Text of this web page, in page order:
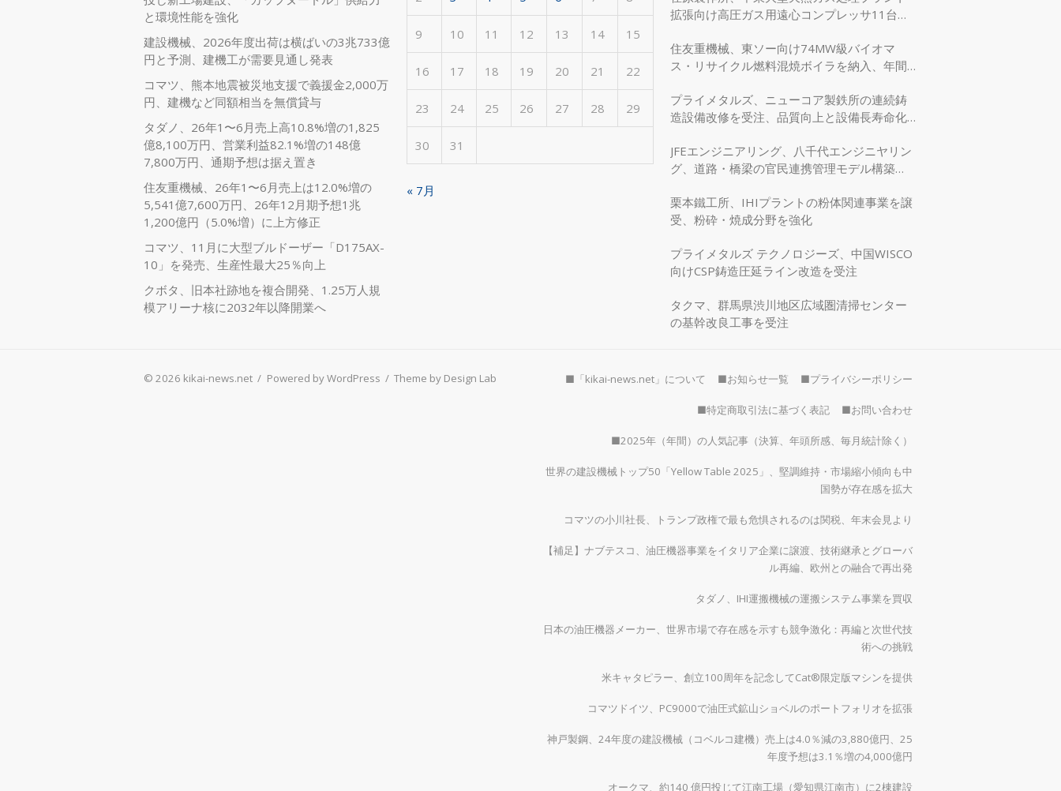
と環境性能を強化
建設機械、2026年度出荷は横ばいの3兆733億
円と予測、建機工が需要見通し発表
コマツ、熊本地震被災地支援で義援金2,000万
円、建機など同額相当を無償貸与
タダノ、26年1〜6月売上高10.8%増の1,825
億8,100万円、営業利益82.1%増の148億
7,800万円、通期予想は据え置き
住友重機械、26年1〜6月売上は12.0%増の
5,541億7,600万円、26年12月期予想1兆
1,200億円（5.0%増）に上方修正
コマツ、11月に大型ブルドーザー「D175AX-
10」を発売、生産性最大25％向上
クボタ、旧本社跡地を複合開発、1.25万人規
模アリーナ核に2032年以降開業へ
9 10 11 12 13 14 15
16 17 18 19 20 21 22
23 24 25 26 27 28 29
30 31
« 7月
拡張向け高圧ガス用遠心コンプレッサ11台を
住友重機械、東ソー向け74MW級バイオマ
ス・リサイクル燃料混焼ボイラを納入、年間
プライメタルズ、ニューコア製鉄所の連続鋳
造設備改修を受注、品質向上と設備長寿命化
JFEエンジニアリング、八千代エンジニヤリン
グ、道路・橋梁の官民連携管理モデル構築
栗本鐵工所、IHIプラントの粉体関連事業を譲
受、粉砕・焼成分野を強化
プライメタルズ テクノロジーズ、中国WISCO
向けCSP鋳造圧延ライン改造を受注
タクマ、群馬県渋川地区広域圏清掃センター
の基幹改良工事を受注
© 2026 kikai-news.net / Powered by WordPress / Theme by Design Lab ■「kikai-news.net」について ■お知らせ一覧 ■プライバシーポリシー
■特定商取引法に基づく表記 ■お問い合わせ
■2025年（年間）の人気記事（決算、年頭所感、毎月統計除く）
世界の建設機械トップ50「Yellow Table 2025」、堅調維持・市場縮小傾向も中
国勢が存在感を拡大
コマツの小川社長、トランプ政権で最も危惧されるのは関税、年末会見より
【補足】ナブテスコ、油圧機器事業をイタリア企業に譲渡、技術継承とグローバ
ル再編、欧州との融合で再出発
タダノ、IHI運搬機械の運搬システム事業を買収
日本の油圧機器メーカー、世界市場で存在感を示すも競争激化：再編と次世代技
術への挑戦
米キャタピラー、創立100周年を記念してCat®限定版マシンを提供
コマツドイツ、PC9000で油圧式鉱山ショベルのポートフォリオを拡張
神戸製鋼、24年度の建設機械（コベルコ建機）売上は4.0％減の3,880億円、25
年度予想は3.1％増の4,000億円
オークマ、約140 億円投じて江南工場（愛知県江南市）に2棟建設